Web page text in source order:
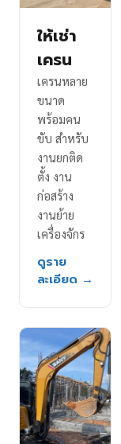
ให้เช่า
เครน
เครนหลาย
ขนาด
พร้อมคน
ขับ สำหรับ
งานยกติด
ตั้ง งาน
ก่อสร้าง
งานย้าย
เครื่องจักร
ดูราย
ละเอียด →